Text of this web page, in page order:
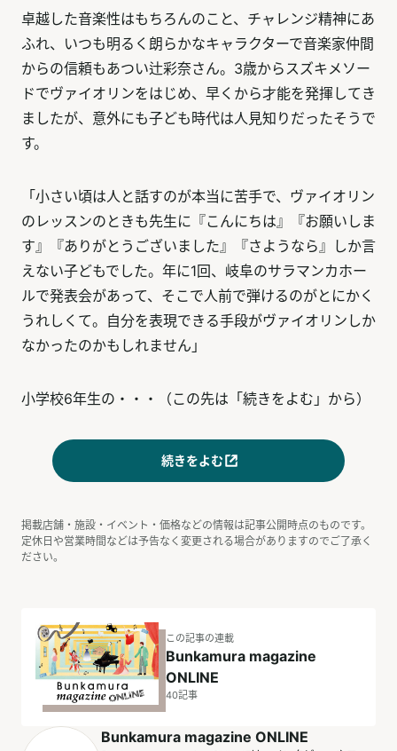
卓越した音楽性はもちろんのこと、チャレンジ精神にあ
ふれ、いつも明るく朗らかなキャラクターで音楽家仲間
からの信頼もあつい辻彩奈さん。3歳からスズキメソー
ドでヴァイオリンをはじめ、早くから才能を発揮してき
ましたが、意外にも子ども時代は人見知りだったそうで
す。
「小さい頃は人と話すのが本当に苦手で、ヴァイオリン
のレッスンのときも先生に『こんにちは』『お願いしま
す』『ありがとうございました』『さようなら』しか言
えない子どもでした。年に1回、岐阜のサラマンカホー
ルで発表会があって、そこで人前で弾けるのがとにかく
うれしくて。自分を表現できる手段がヴァイオリンしか
なかったのかもしれません」
小学校6年生の・・・（この先は「続きをよむ」から）
続きをよむ
掲載店舗・施設・イベント・価格などの情報は記事公開時点のものです。
定休日や営業時間などは予告なく変更される場合がありますのでご了承く
ださい。
この記事の連載
Bunkamura magazine
ONLINE
40記事
Bunkamura magazine ONLINE